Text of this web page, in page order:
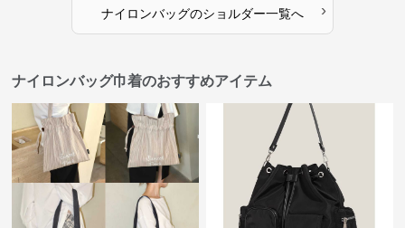
ナイロンバッグのショルダー一覧へ ›
ナイロンバッグ巾着のおすすめアイテム